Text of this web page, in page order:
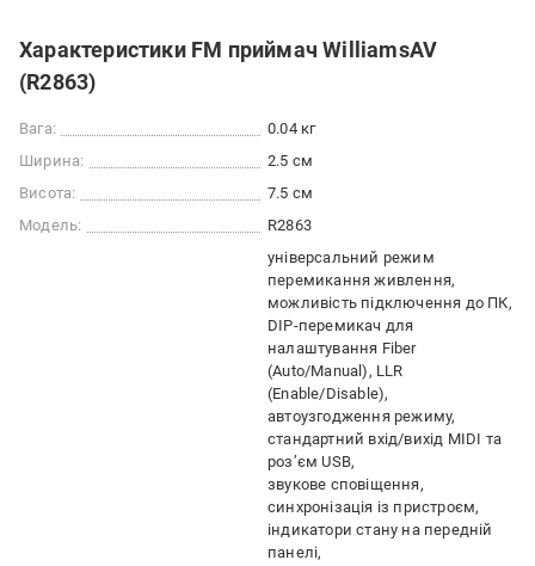
Характеристики FM приймач WilliamsAV
(R2863)
Вага:
0.04 кг
Ширина:
2.5 см
Висота:
7.5 см
Модель:
R2863
універсальний режим
перемикання живлення
можливість підключення до ПК
DIP-перемикач для
налаштування Fiber
(Auto/Manual), LLR
(Enable/Disable)
автоузгодження режиму
стандартний вхід/вихід MIDI та
роз’єм USB
звукове сповіщення
синхронізація із пристроєм
індикатори стану на передній
панелі